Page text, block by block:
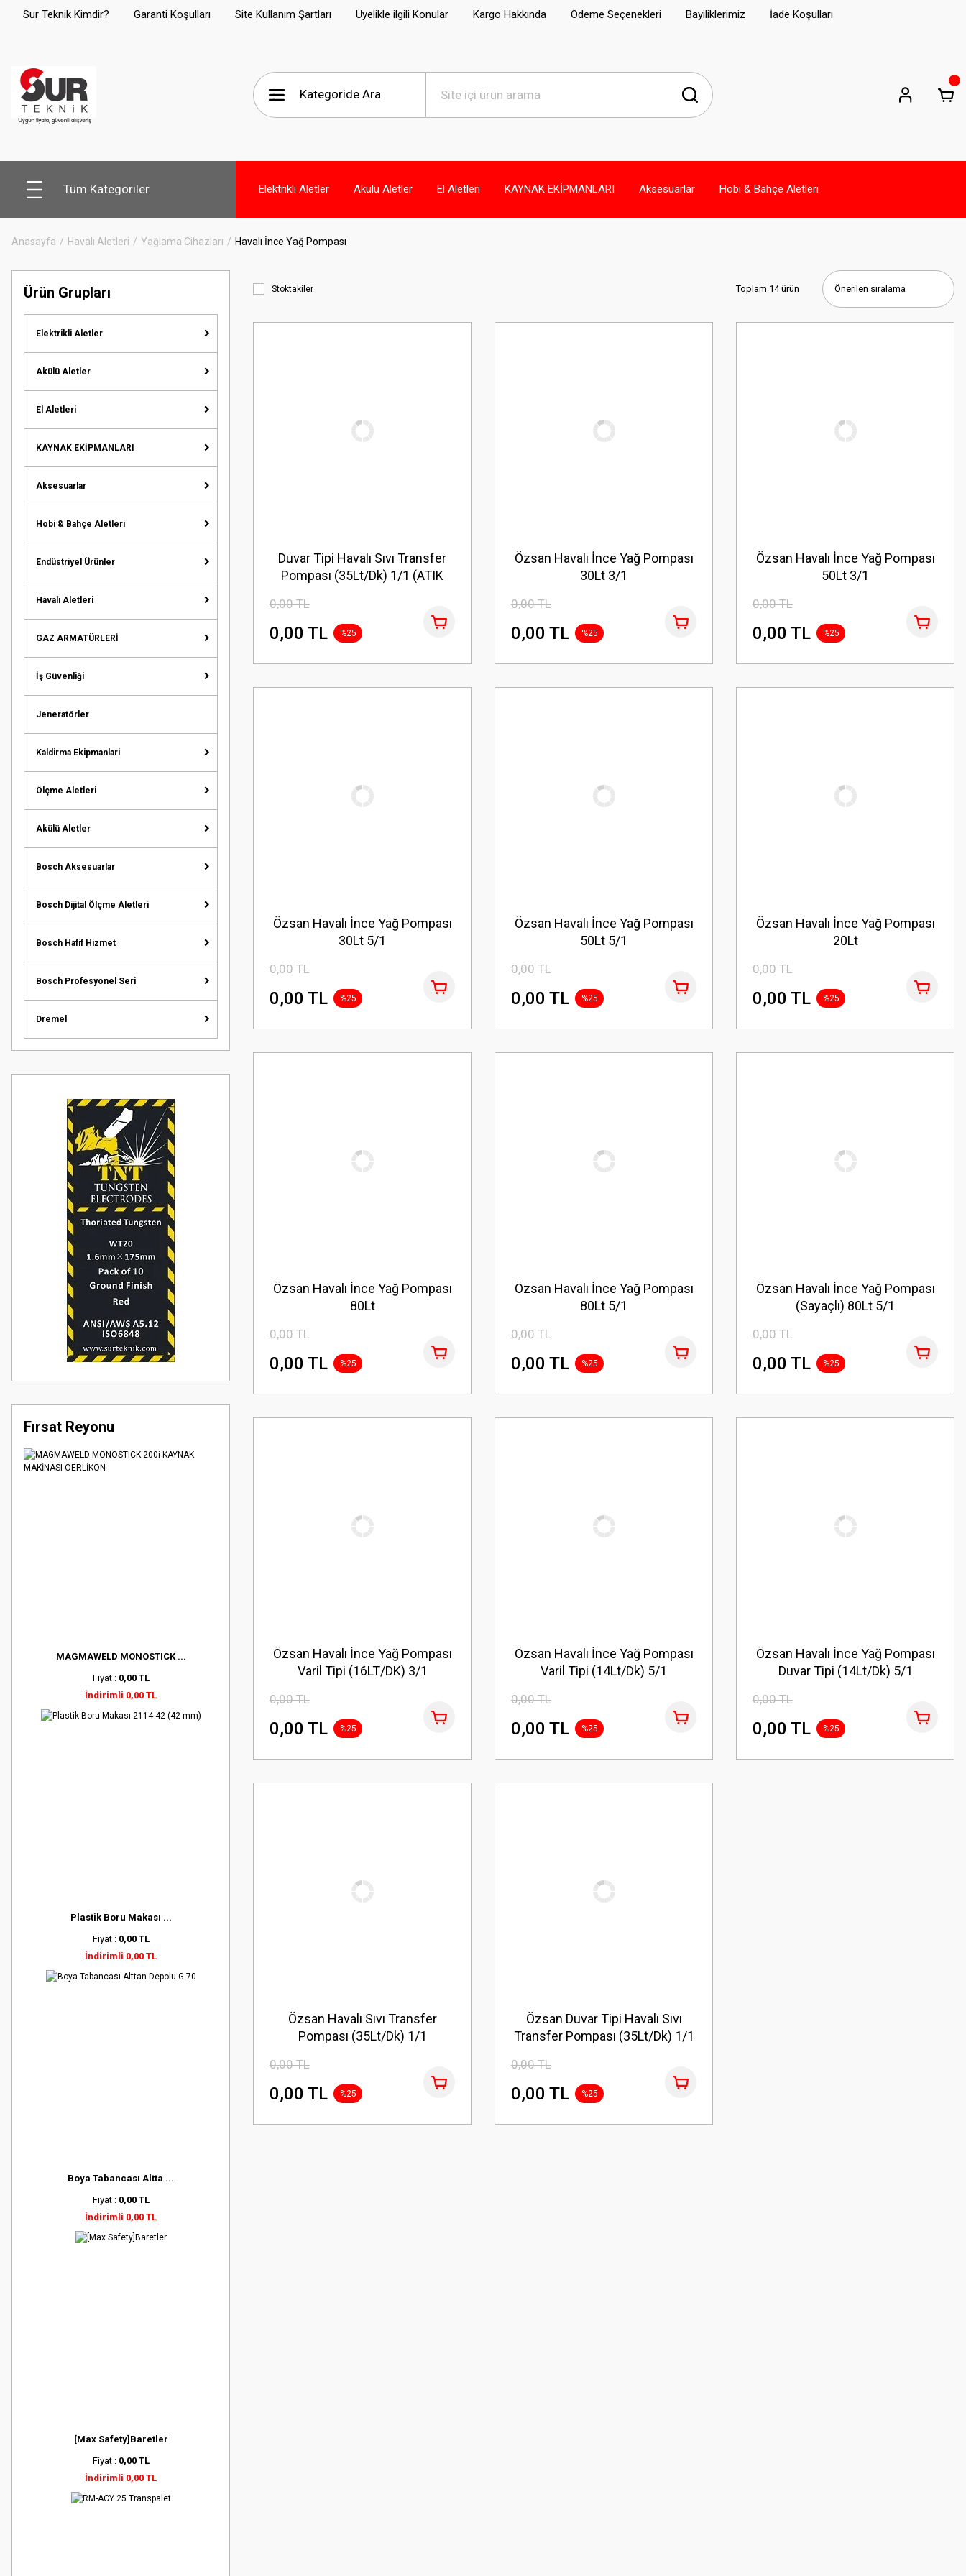
Sur Teknik Kimdir? Garanti Koşulları Site Kullanım Şartları Üyelikle ilgili Konular Kargo Hakkında Ödeme Seçenekleri Bayiliklerimiz İade Koşulları
Tüm Kategoriler Elektrikli Aletler Akülü Aletler El Aletleri KAYNAK EKİPMANLARI Aksesuarlar Hobi & Bahçe Aletleri
Anasayfa Havalı Aletleri Yağlama Cihazları Havalı İnce Yağ Pompası
Ürün Grupları
Elektrikli Aletler
Akülü Aletler
El Aletleri
KAYNAK EKİPMANLARI
Aksesuarlar
Hobi & Bahçe Aletleri
Endüstriyel Ürünler
Havalı Aletleri
GAZ ARMATÜRLERİ
İş Güvenliği
Jeneratörler
Kaldirma Ekipmanlari
Ölçme Aletleri
Akülü Aletler
Bosch Aksesuarlar
Bosch Dijital Ölçme Aletleri
Bosch Hafif Hizmet
Bosch Profesyonel Seri
Dremel
Fırsat Reyonu
MAGMAWELD MONOSTICK ...
Fiyat : 0,00 TL
İndirimli 0,00 TL
Plastik Boru Makası ...
Fiyat : 0,00 TL
İndirimli 0,00 TL
Boya Tabancası Altta ...
Fiyat : 0,00 TL
İndirimli 0,00 TL
[Max Safety]Baretler
Fiyat : 0,00 TL
İndirimli 0,00 TL
Stoktakiler Toplam 14 ürün
Duvar Tipi Havalı Sıvı Transfer
Pompası (35Lt/Dk) 1/1 (ATIK
0,00 TL
0,00 TL %25
Özsan Havalı İnce Yağ Pompası
30Lt 3/1
0,00 TL
0,00 TL %25
Özsan Havalı İnce Yağ Pompası
50Lt 3/1
0,00 TL
0,00 TL %25
Özsan Havalı İnce Yağ Pompası
30Lt 5/1
0,00 TL
0,00 TL %25
Özsan Havalı İnce Yağ Pompası
50Lt 5/1
0,00 TL
0,00 TL %25
Özsan Havalı İnce Yağ Pompası
20Lt
0,00 TL
0,00 TL %25
Özsan Havalı İnce Yağ Pompası
80Lt
0,00 TL
0,00 TL %25
Özsan Havalı İnce Yağ Pompası
80Lt 5/1
0,00 TL
0,00 TL %25
Özsan Havalı İnce Yağ Pompası
(Sayaçlı) 80Lt 5/1
0,00 TL
0,00 TL %25
Özsan Havalı İnce Yağ Pompası
Varil Tipi (16LT/DK) 3/1
0,00 TL
0,00 TL %25
Özsan Havalı İnce Yağ Pompası
Varil Tipi (14Lt/Dk) 5/1
0,00 TL
0,00 TL %25
Özsan Havalı İnce Yağ Pompası
Duvar Tipi (14Lt/Dk) 5/1
0,00 TL
0,00 TL %25
Özsan Havalı Sıvı Transfer
Pompası (35Lt/Dk) 1/1
0,00 TL
0,00 TL %25
Özsan Duvar Tipi Havalı Sıvı
Transfer Pompası (35Lt/Dk) 1/1
0,00 TL
0,00 TL %25